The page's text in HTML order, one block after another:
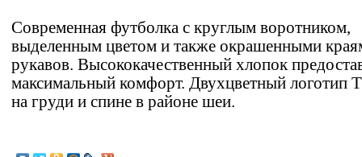
Современная футболка c круглым воротником,
выделенным цветом и также окрашенными
рукавов. Высококачественный хлопок
максимальный комфорт. Двухцветный логотип
на груди и спине в районе шеи.